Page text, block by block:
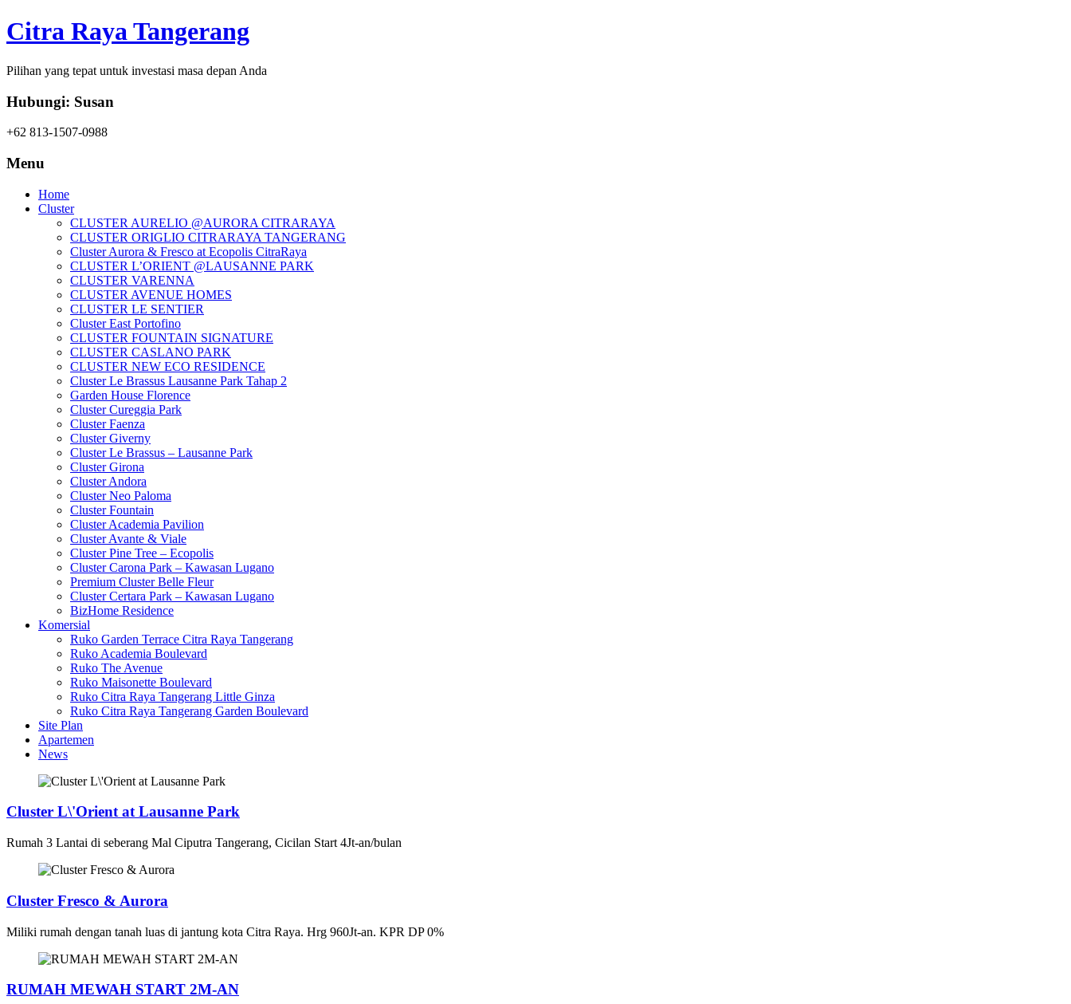
Citra Raya Tangerang
Pilihan yang tepat untuk investasi masa depan Anda
Hubungi: Susan
+62 813-1507-0988
Menu
Home
Cluster
CLUSTER AURELIO @AURORA CITRARAYA
CLUSTER ORIGLIO CITRARAYA TANGERANG
Cluster Aurora & Fresco at Ecopolis CitraRaya
CLUSTER L’ORIENT @LAUSANNE PARK
CLUSTER VARENNA
CLUSTER AVENUE HOMES
CLUSTER LE SENTIER
Cluster East Portofino
CLUSTER FOUNTAIN SIGNATURE
CLUSTER CASLANO PARK
CLUSTER NEW ECO RESIDENCE
Cluster Le Brassus Lausanne Park Tahap 2
Garden House Florence
Cluster Cureggia Park
Cluster Faenza
Cluster Giverny
Cluster Le Brassus – Lausanne Park
Cluster Girona
Cluster Andora
Cluster Neo Paloma
Cluster Fountain
Cluster Academia Pavilion
Cluster Avante & Viale
Cluster Pine Tree – Ecopolis
Cluster Carona Park – Kawasan Lugano
Premium Cluster Belle Fleur
Cluster Certara Park – Kawasan Lugano
BizHome Residence
Komersial
Ruko Garden Terrace Citra Raya Tangerang
Ruko Academia Boulevard
Ruko The Avenue
Ruko Maisonette Boulevard
Ruko Citra Raya Tangerang Little Ginza
Ruko Citra Raya Tangerang Garden Boulevard
Site Plan
Apartemen
News
Cluster L\'Orient at Lausanne Park
Rumah 3 Lantai di seberang Mal Ciputra Tangerang, Cicilan Start 4Jt-an/bulan
Cluster Fresco & Aurora
Miliki rumah dengan tanah luas di jantung kota Citra Raya. Hrg 960Jt-an. KPR DP 0%
RUMAH MEWAH START 2M-AN